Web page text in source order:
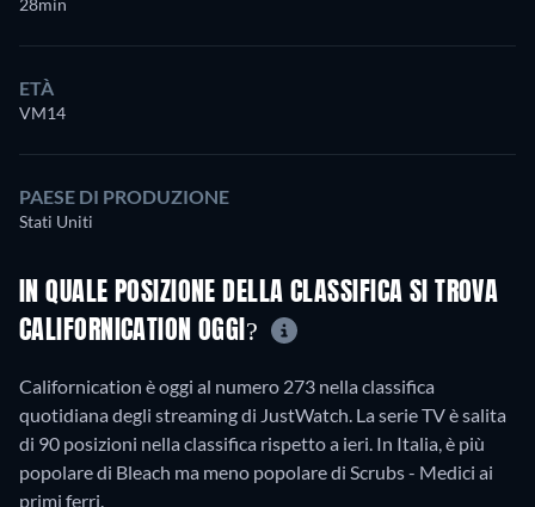
ETÀ
VM14
PAESE DI PRODUZIONE
Stati Uniti
IN QUALE POSIZIONE DELLA CLASSIFICA SI TROVA
CALIFORNICATION OGGI?
Californication è oggi al numero 273 nella classifica
quotidiana degli streaming di JustWatch. La serie TV è salita
di 90 posizioni nella classifica rispetto a ieri. In Italia, è più
popolare di Bleach ma meno popolare di Scrubs - Medici ai
primi ferri.